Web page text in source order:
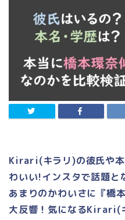
Kirari(キラリ)の彼氏や
わいい!インスタで話題
あまりのかわいさに『橋
大反響！気になるKirari(